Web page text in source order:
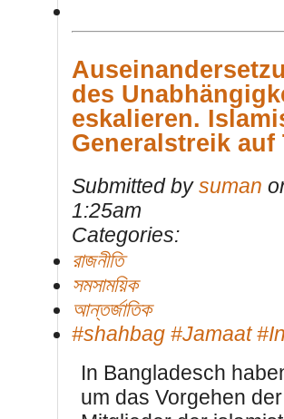
des
eskalieren.
Generalstreik auf
Submitted by suman
1:25am
Categories:
রাজনীতি
সমসাময়িক
আন্তর্জাতিক
#shahbag #Jamaat
In Bangladesch
um das Vorgehen